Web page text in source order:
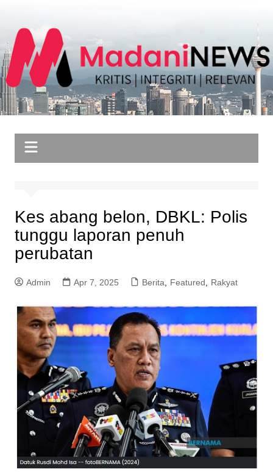
content
Kes abang belon, DBKL: Polis
tunggu laporan penuh
perubatan
Admin Apr 7, 2025 Berita, Featured, Rakyat